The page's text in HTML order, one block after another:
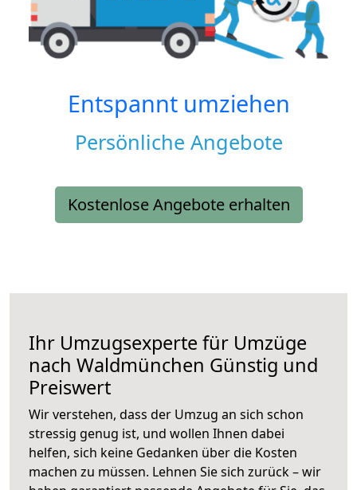
Entspannt umziehen
Persönliche Angebote
Kostenlose Angebote erhalten
Ihr Umzugsexperte für Umzüge
nach Waldmünchen Günstig und
Preiswert
Wir verstehen, dass der Umzug an sich schon
stressig genug ist, und wollen Ihnen dabei
helfen, sich keine Gedanken über die Kosten
machen zu müssen. Lehnen Sie sich zurück – wir